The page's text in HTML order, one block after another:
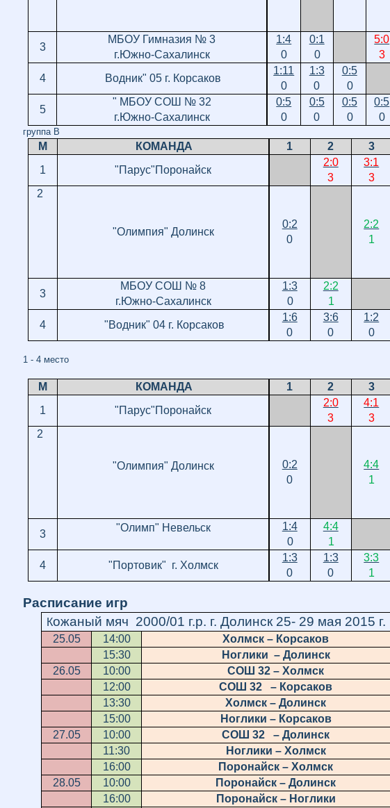
3
МБОУ Гимназия № 3
г.Южно-Сахалинск
1:4
0
0:1
0
5:0
3
4 Водник" 05 г. Корсаков
1:11
0
1:3
0
0:5
0
5
" МБОУ СОШ № 32
г.Южно-Сахалинск
0:5
0
0:5
0
0:5
0
0:5
0
группа В
М КОМАНДА 1 2 3
1
"Парус"Поронайск
2:0
3
3:1
3
2
"Олимпия" Долинск
0:2
0
2:2
1
3
МБОУ СОШ № 8
г.Южно-Сахалинск
1:3
0
2:2
1
4 "Водник" 04 г. Корсаков
1:6
0
3:6
0
1:2
0
1 - 4 место
М КОМАНДА 1 2 3
1
"Парус"Поронайск
2:0
3
4:1
3
2
"Олимпия" Долинск
0:2
0
4:4
1
3
"Олимп" Невельск
1:4
0
4:4
1
4 "Портовик" г. Холмск
1:3
0
1:3
0
3:3
1
Расписание игр
Кожаный мяч 2000/01 г.р. г. Долинск 25- 29 мая 2015 г.
25.05 14:00 Холмск – Корсаков
15:30
Ноглики – Долинск
26.05
10:00 СОШ 32 – Холмск
12:00
СОШ 32 – Корсаков
13:30
Холмск – Долинск
15:00
Ноглики – Корсаков
27.05
10:00 СОШ 32 – Долинск
11:30
Ноглики – Холмск
16:00
Поронайск – Холмск
28.05
10:00 Поронайск – Долинск
16:00
Поронайск – Ноглики